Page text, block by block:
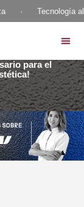
Tecnología
para el